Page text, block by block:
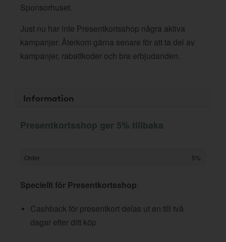
Sponsorhuset.
Just nu har inte Presentkortsshop några aktiva
kampanjer. Återkom gärna senare för att ta del av
kampanjer, rabattkoder och bra erbjudanden.
Information
Presentkortsshop ger 5% tillbaka
Order 5%
Speciellt för Presentkortsshop:
Cashback för presentkort delas ut en till två
dagar efter ditt köp